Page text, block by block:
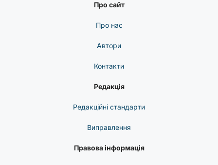
Про сайт
Про нас
Автори
Контакти
Редакція
Редакційні стандарти
Виправлення
Правова інформація